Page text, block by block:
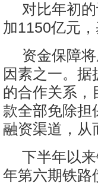
对比年初
加1150亿元
资金保障
因素之一。
的合作关系，
款全部免除担
融资渠道，从
下半年以
年第六期铁路